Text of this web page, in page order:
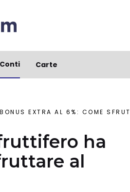
Conti Carte
SFRUTTARE AL MEGLIO LA CONVENIENZA
ha
al